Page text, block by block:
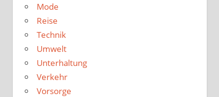
Mode
Reise
Technik
Umwelt
Unterhaltung
Verkehr
Vorsorge